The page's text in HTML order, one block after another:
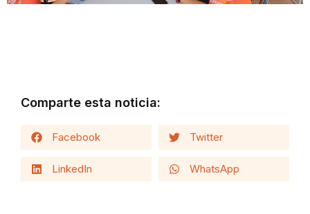
Comparte esta noticia:
Facebook Twitter
LinkedIn WhatsApp